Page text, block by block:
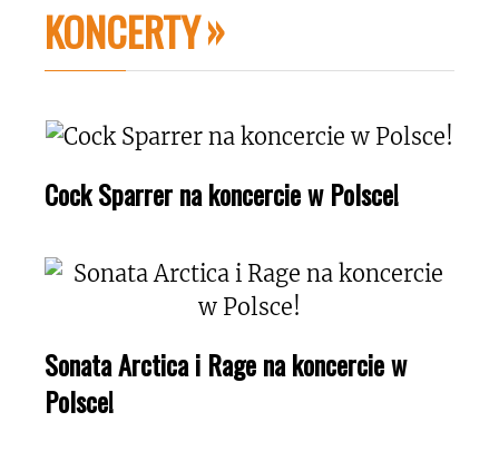
KONCERTY
Cock Sparrer na koncercie w Polsce!
Sonata Arctica i Rage na koncercie w
Polsce!